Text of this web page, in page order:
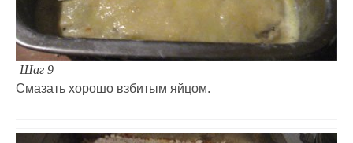
Шаг 9
Смазать хорошо взбитым яйцом.